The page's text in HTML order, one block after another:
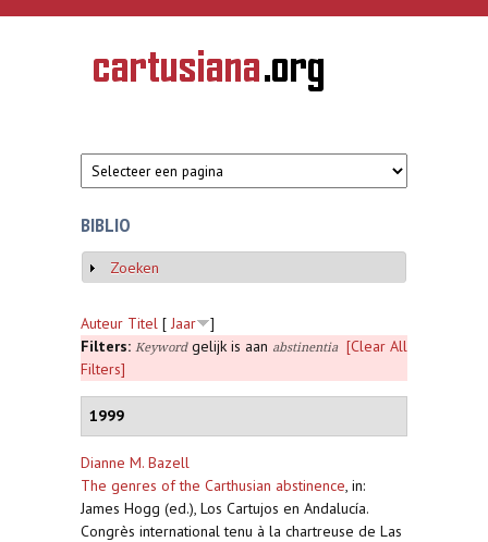
Overslaan en naar de inhoud gaan
CARTUSIANA
Geschiedenis
van de
BIBLIO
Weergeven
Zoeken
Auteur Titel [ Jaar
]
Filters: Keywordgelijk is aan abstinentia
[Clear All
Filters]
1999
Dianne M. Bazell
The genres of the Carthusian abstinence, in:
James Hogg (ed.), Los Cartujos en Andalucía.
Congrès international tenu à la chartreuse de Las